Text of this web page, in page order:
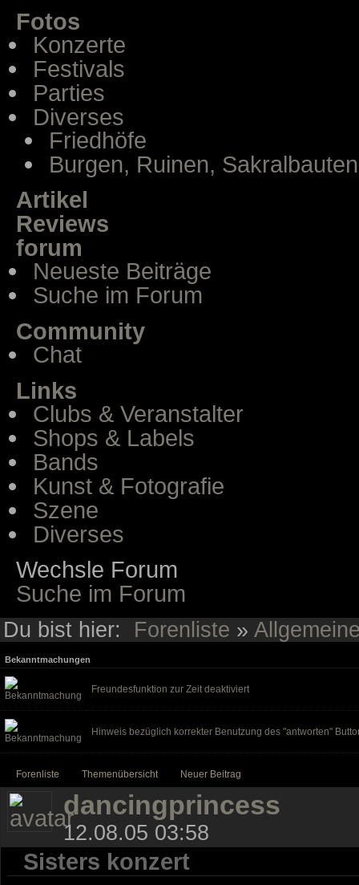
Fotos
Konzerte
Festivals
Parties
Diverses
Friedhöfe
Burgen, Ruinen, Sakralbauten
Artikel
Reviews
forum
Neueste Beiträge
Suche im Forum
Community
Chat
Links
Clubs & Veranstalter
Shops & Labels
Bands
Kunst & Fotografie
Szene
Diverses
Wechsle Forum
Suche im Forum
Du bist hier: Forenliste »
Bekanntmachungen
Freundesfunktion zur Zeit deaktiviert
Hinweis bezüglich korrekter Benutzung des "antworten"
Forenliste Themenübersicht Neuer Beitrag
dancingprincess
12.08.05 03:58
Sisters konzert